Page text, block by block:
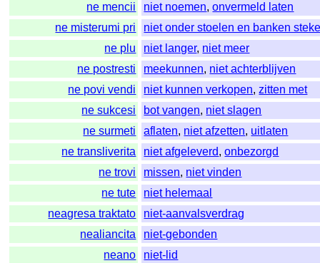
ne mencii
niet noemen,onvermeld laten
ne misterumi pri
niet onder stoelen en banken
ne plu
niet langer, niet meer
ne postresti
meekunnen, niet achterblijven
ne povi vendi
niet kunnen verkopen,zitten met
ne sukcesi
bot vangen, niet slagen
ne surmeti
aflaten, niet afzetten, uitlaten
ne transliverita
niet afgeleverd,onbezorgd
ne trovi
missen, niet vinden
ne tute
niet helemaal
neagresa traktato
niet-aanvalsverdrag
nealiancita
niet-gebonden
neano
niet-lid